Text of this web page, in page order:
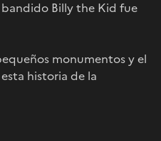
bandido Billy the Kid fue
monumentos y el
historia de la